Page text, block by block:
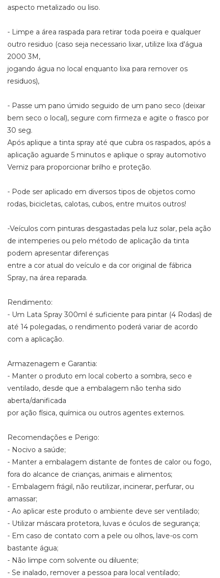
aspecto metalizado ou liso.
- Limpe a área raspada para retirar toda poeira e qualquer
outro residuo (caso seja necessario lixar, utilize lixa d'água
2000 3M,
jogando água no local enquanto lixa para remover os
residuos),
- Passe um pano úmido seguido de um pano seco (deixar
bem seco o local), segure com firmeza e agite o frasco por
30 seg.
Após aplique a tinta spray até que cubra os raspados, após a
aplicação aguarde 5 minutos e aplique o spray automotivo
Verniz para proporcionar brilho e proteção.
- Pode ser aplicado em diversos tipos de objetos como
rodas, bicicletas, calotas, cubos, entre muitos outros!
-Veículos com pinturas desgastadas pela luz solar, pela ação
de intemperies ou pelo método de aplicação da tinta
podem apresentar diferenças
entre a cor atual do veículo e da cor original de fábrica
Spray, na área reparada.
Rendimento:
- Um Lata Spray 300ml é suficiente para pintar (4 Rodas) de
até 14 polegadas, o rendimento poderá variar de acordo
com a aplicação.
Armazenagem e Garantia:
- Manter o produto em local coberto a sombra, seco e
ventilado, desde que a embalagem não tenha sido
aberta/danificada
por ação física, química ou outros agentes externos.
Recomendações e Perigo:
- Nocivo a saúde;
- Manter a embalagem distante de fontes de calor ou fogo,
fora do alcance de crianças, animais e alimentos;
- Embalagem frágil, não reutilizar, incinerar, perfurar, ou
amassar;
- Ao aplicar este produto o ambiente deve ser ventilado;
- Utilizar máscara protetora, luvas e óculos de segurança;
- Em caso de contato com a pele ou olhos, lave-os com
bastante água;
- Não limpe com solvente ou diluente;
- Se inalado, remover a pessoa para local ventilado;